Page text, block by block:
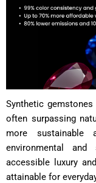
Synthetic
often surpassing
more sustainable
environmental
accessible luxury
attainable for